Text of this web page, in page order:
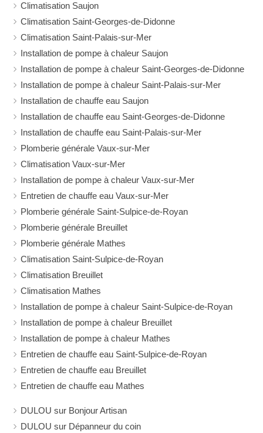
Climatisation Saujon
Climatisation Saint-Georges-de-Didonne
Climatisation Saint-Palais-sur-Mer
Installation de pompe à chaleur Saujon
Installation de pompe à chaleur Saint-Georges-de-Didonne
Installation de pompe à chaleur Saint-Palais-sur-Mer
Installation de chauffe eau Saujon
Installation de chauffe eau Saint-Georges-de-Didonne
Installation de chauffe eau Saint-Palais-sur-Mer
Plomberie générale Vaux-sur-Mer
Climatisation Vaux-sur-Mer
Installation de pompe à chaleur Vaux-sur-Mer
Entretien de chauffe eau Vaux-sur-Mer
Plomberie générale Saint-Sulpice-de-Royan
Plomberie générale Breuillet
Plomberie générale Mathes
Climatisation Saint-Sulpice-de-Royan
Climatisation Breuillet
Climatisation Mathes
Installation de pompe à chaleur Saint-Sulpice-de-Royan
Installation de pompe à chaleur Breuillet
Installation de pompe à chaleur Mathes
Entretien de chauffe eau Saint-Sulpice-de-Royan
Entretien de chauffe eau Breuillet
Entretien de chauffe eau Mathes
DULOU sur Bonjour Artisan
DULOU sur Dépanneur du coin